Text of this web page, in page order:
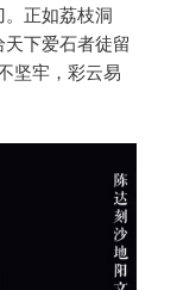
正如荔枝洞
下爱石者徒留
坚牢，彩云易